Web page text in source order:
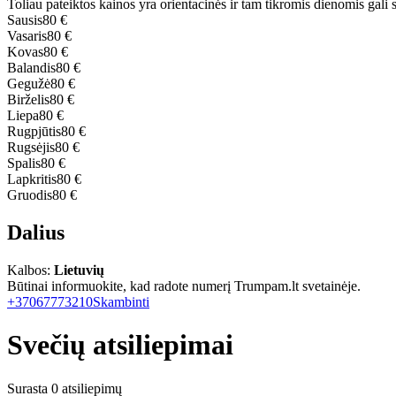
Toliau pateiktos kainos yra orientacinės ir tam tikromis dienomis gali
Sausis80 €
Vasaris80 €
Kovas80 €
Balandis80 €
Gegužė80 €
Birželis80 €
Liepa80 €
Rugpjūtis80 €
Rugsėjis80 €
Spalis80 €
Lapkritis80 €
Gruodis80 €
Dalius
Kalbos: Lietuvių
Būtinai informuokite, kad radote numerį Trumpam.lt svetainėje.
+37067773210Skambinti
Svečių atsiliepimai
Surasta 0 atsiliepimų